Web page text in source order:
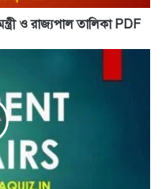
ও রাজ্যপাল তালিকা PDF